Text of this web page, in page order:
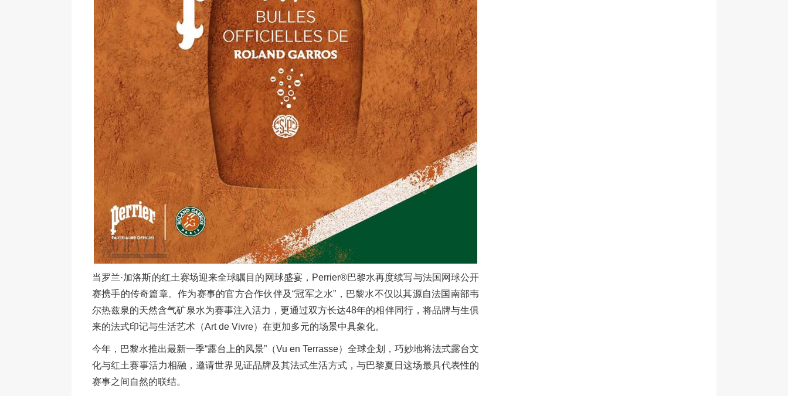
当罗兰·加洛斯的红土赛场迎来全球瞩目的网球盛宴，Perrier®巴黎水再度续写与法国网球公开
赛携手的传奇篇章。作为赛事的官方合作伙伴及“冠军之水”，巴黎水不仅以其源自法国南部韦
尔热兹泉的天然含气矿泉水为赛事注入活力，更通过双方长达48年的相伴同行，将品牌与生俱
来的法式印记与生活艺术（Art de Vivre）在更加多元的场景中具象化。
今年，巴黎水推出最新一季“露台上的风景”（Vu en Terrasse）全球企划，巧妙地将法式露台文
化与红土赛事活力相融，邀请世界见证品牌及其法式生活方式，与巴黎夏日这场最具代表性的
赛事之间自然的联结。